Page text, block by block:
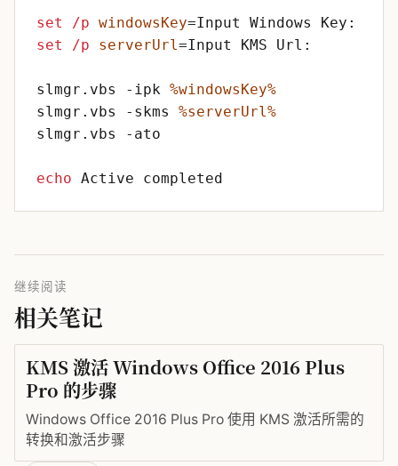
set /p windowsKey=
set
/p serverUrl=
slmgr.vbs -ipk %windowsKey%
slmgr.vbs -skms %serverUrl%
echo
继续阅读
相关笔记
KMS 激活 Windows Office 2016 Plus
Pro 的步骤
Windows Office 2016 Plus Pro 使用 KMS 激活所需的
转换和激活步骤